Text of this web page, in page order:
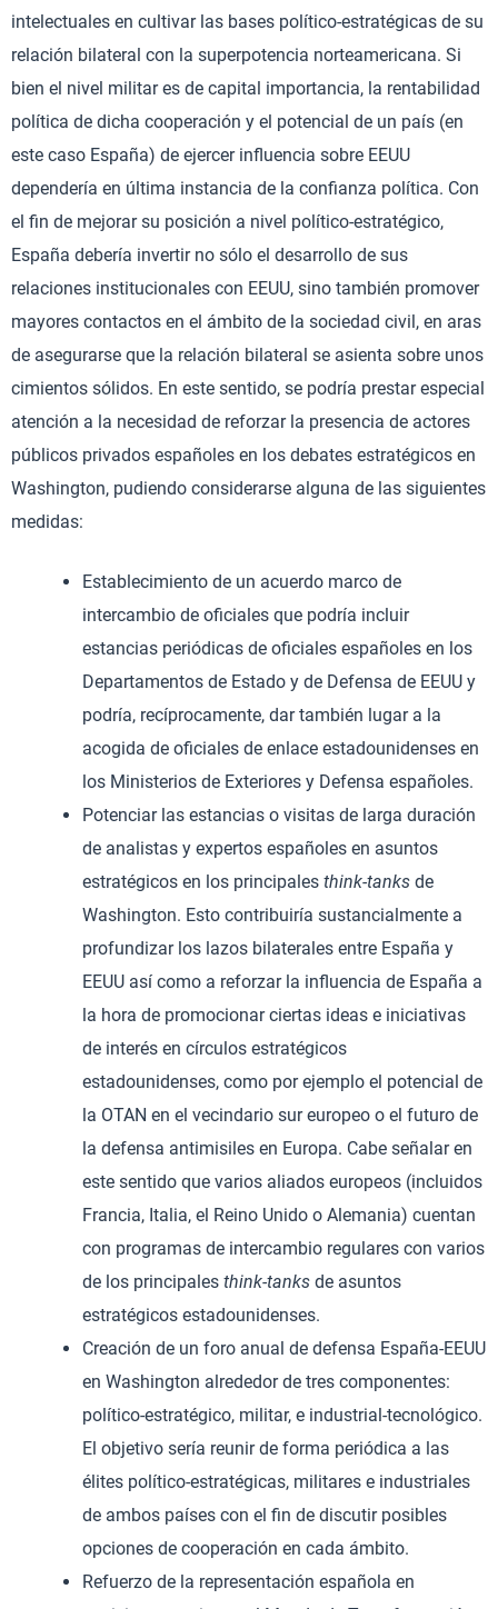
intelectuales en cultivar las bases político-estratégicas de su
relación bilateral con la superpotencia norteamericana. Si
bien el nivel militar es de capital importancia, la rentabilidad
política de dicha cooperación y el potencial de un país (en
este caso España) de ejercer influencia sobre EEUU
dependería en última instancia de la confianza política. Con
el fin de mejorar su posición a nivel político-estratégico,
España debería invertir no sólo el desarrollo de sus
relaciones institucionales con EEUU, sino también promover
mayores contactos en el ámbito de la sociedad civil, en aras
de asegurarse que la relación bilateral se asienta sobre unos
cimientos sólidos. En este sentido, se podría prestar especial
atención a la necesidad de reforzar la presencia de actores
públicos privados españoles en los debates estratégicos en
Washington, pudiendo considerarse alguna de las siguientes
medidas:
Establecimiento de un acuerdo marco de
intercambio de oficiales que podría incluir
estancias periódicas de oficiales españoles en los
Departamentos de Estado y de Defensa de EEUU y
podría, recíprocamente, dar también lugar a la
acogida de oficiales de enlace estadounidenses en
los Ministerios de Exteriores y Defensa españoles.
Potenciar las estancias o visitas de larga duración
de analistas y expertos españoles en asuntos
estratégicos en los principales think-tanks de
Washington. Esto contribuiría sustancialmente a
profundizar los lazos bilaterales entre España y
EEUU así como a reforzar la influencia de España a
la hora de promocionar ciertas ideas e iniciativas
de interés en círculos estratégicos
estadounidenses, como por ejemplo el potencial de
la OTAN en el vecindario sur europeo o el futuro de
la defensa antimisiles en Europa. Cabe señalar en
este sentido que varios aliados europeos (incluidos
Francia, Italia, el Reino Unido o Alemania) cuentan
con programas de intercambio regulares con varios
de los principales think-tanks de asuntos
estratégicos estadounidenses.
Creación de un foro anual de defensa España-EEUU
en Washington alrededor de tres componentes:
político-estratégico, militar, e industrial-tecnológico.
El objetivo sería reunir de forma periódica a las
élites político-estratégicas, militares e industriales
de ambos países con el fin de discutir posibles
opciones de cooperación en cada ámbito.
Refuerzo de la representación española en